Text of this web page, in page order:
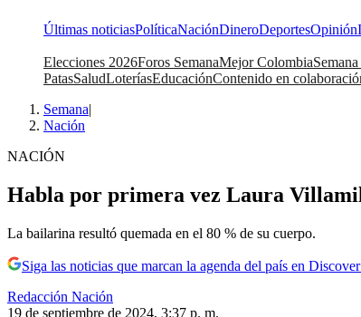
Últimas noticiasPolíticaNaciónDineroDeportesOpinión
Elecciones 2026Foros SemanaMejor Colombia
PatasSaludLoteríasEducaciónContenido en
Semana|
Nación
NACIÓN
Habla por primera vez Laura Villamil
La bailarina resultó quemada en el 80 % de su cuerpo.
Siga las noticias que marcan la agenda del país en
Redacción Nación
19 de septiembre de 2024, 3:37 p. m.